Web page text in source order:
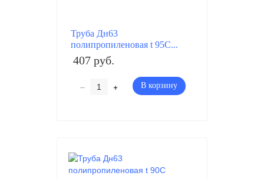
Труба Дн63
полипропиленовая t 95C...
407 руб.
– + В корзину